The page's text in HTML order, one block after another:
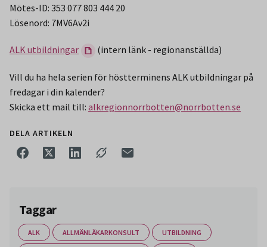
Mötes-ID: 353 077 803 444 20
Lösenord: 7MV6Av2i
ALK utbildningar (intern länk - regionanställda)
Vill du ha hela serien för höstterminens ALK utbildningar på
fredagar i din kalender?
Skicka ett mail till: alkregionnorrbotten@norrbotten.se
DELA ARTIKELN
Taggar
ALK ALLMÄNLÄKARKONSULT UTBILDNING